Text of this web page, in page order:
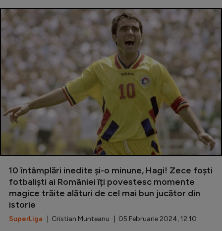
10 întâmplări inedite și-o minune, Hagi! Zece foști
fotbaliști ai României îți povestesc momente
magice trăite alături de cel mai bun jucător din
istorie
SuperLiga | Cristian Munteanu | 05 Februarie 2024, 12:10